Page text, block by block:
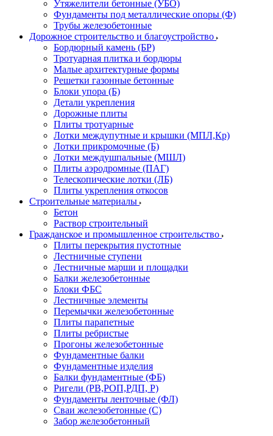
Утяжелители бетонные (УБО)
Фундаменты под металлические опоры (Ф)
Трубы железобетонные
Дорожное строительство и благоустройство
Бордюрный камень (БР)
Тротуарная плитка и бордюры
Малые архитектурные формы
Решетки газонные бетонные
Блоки упора (Б)
Детали укрепления
Дорожные плиты
Плиты тротуарные
Лотки междупутные и крышки (МПЛ,Кр)
Лотки прикромочные (Б)
Лотки междушпальные (МШЛ)
Плиты аэродромные (ПАГ)
Телескопические лотки (ЛБ)
Плиты укрепления откосов
Строительные материалы
Бетон
Раствор строительный
Гражданское и промышленное строительство
Плиты перекрытия пустотные
Лестничные ступени
Лестничные марши и площадки
Балки железобетонные
Блоки ФБС
Лестничные элементы
Перемычки железобетонные
Плиты парапетные
Плиты ребристые
Прогоны железобетонные
Фундаментные балки
Фундаментные изделия
Балки фундаментные (ФБ)
Ригели (РВ,РОП,РДП, Р)
Фундаменты ленточные (ФЛ)
Сваи железобетонные (С)
Забор железобетонный